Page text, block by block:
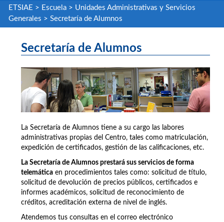
ETSIAE > Escuela> Unidades Administrativas y Servicios
Generales > Secretaría de Alumnos
Secretaría de Alumnos
La Secretaría de Alumnos tiene a su cargo las labores
administrativas propias del Centro, tales como matriculación,
expedición de certificados, gestión de las calificaciones, etc.
La Secretaría de Alumnos prestará sus servicios de forma
telemática en procedimientos tales como: solicitud de título,
solicitud de devolución de precios públicos, certificados e
informes académicos, solicitud de reconocimiento de
créditos, acreditación externa de nivel de inglés.
Atendemos tus consultas en el correo electrónico